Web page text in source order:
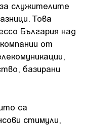
служителите
Това
България над
от
базирани
са
стимули,